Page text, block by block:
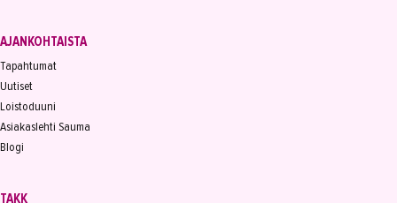
AJANKOHTAISTA
Tapahtumat
Uutiset
Loistoduuni
Asiakaslehti Sauma
Blogi
TAKK